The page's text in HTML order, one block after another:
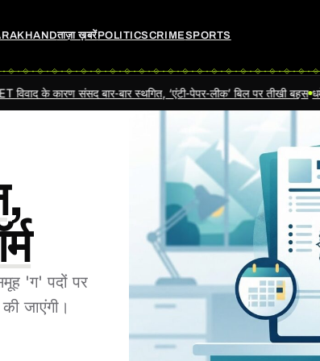
ताज़ा ख़बरेंPOLITICSCRIMESPORTS
बार‑बार स्थगित, ‘एंटी‑पेपर‑लीक’ बिल पर तीखी बहस धर्मेंद्र प्रधान ने
'ग' पदों पर
जाएंगी।